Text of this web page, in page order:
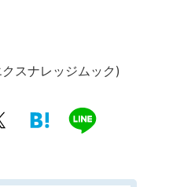
スナレッジムック)